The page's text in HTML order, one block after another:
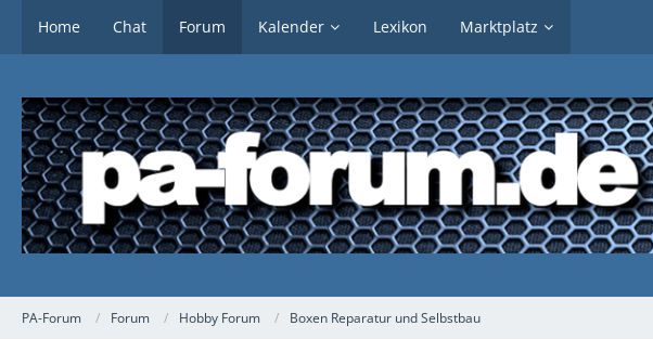
Home Chat Forum Kalender Lexikon Marktplatz
PA-Forum Forum Hobby Forum Boxen Reparatur und Selbstbau